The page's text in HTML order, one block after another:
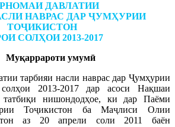
ДАВЛАТИИ
НАВРАС ДАР ҶУМҲУРИИ
ТОҶИКИСТОН
СОЛҲОИ 2013-2017
умумӣ
тарбияи насли наврас дар Ҷумҳурии
2013-2017 дар асоси Нақшаи
татбиқи нишондодҳое, ки дар Паёми
Тоҷикистон ба Маҷлиси Олии
аз 20 апрели соли 2011 баён